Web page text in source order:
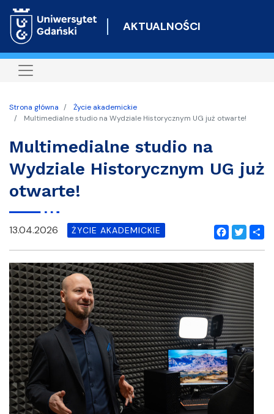
do
AKTUALNOŚCI
Strona główna
Życie akademickie
Multimedialne studio na Wydziale Historycznym UG już otwarte!
Multimedialne studio na
Wydziale Historycznym UG już
otwarte!
Facebook
Twitter
13.04.2026 ŻYCIE AKADEMICKIE